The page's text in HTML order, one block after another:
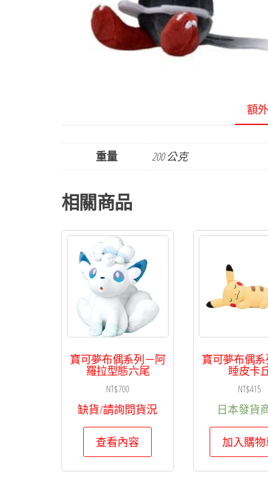
額
重量 200 公克
相關商品
寶可夢布偶系列－阿
羅拉型態六尾
NT$700
缺貨/請詢問貨況
查看內容
寶可夢布偶
睡皮卡
NT$415
日本發貨
加入購